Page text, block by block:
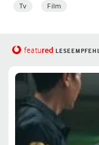
Tv Film
featured